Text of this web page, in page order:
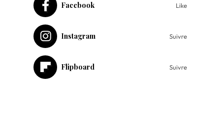
Facebook Like
Instagram Suivre
Flipboard Suivre